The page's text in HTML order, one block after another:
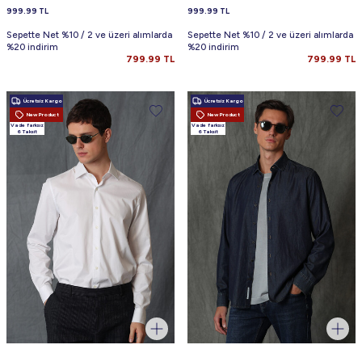
999.99 TL
Sepette Net %10 / 2 ve üzeri alımlarda
%20 indirim
799.99 TL
999.99 TL
Sepette Net %10 / 2 ve üzeri alımlarda
%20 indirim
799.99 TL
Ücretsiz Kargo
New Product
Vade farksız
6 Taksit
Ücretsiz Kargo
New Product
Vade farksız
6 Taksit